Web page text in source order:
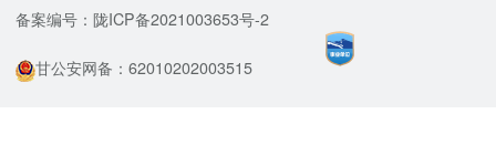
备案编号：陇ICP备2021003653号-2
甘公安网备：62010202003515